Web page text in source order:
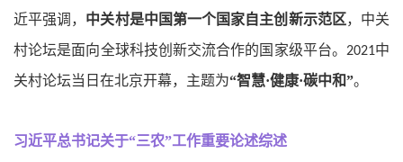
近平强调， 中关村是中国第一个国家自主创新示范区，中关
村论坛是面向全球科技创新交流合作的国家级平台。 2021中
关村论坛当日在北京开幕，主题为“智慧·健康·碳中和”。
习近平总书记关于“三农”工作重要论述综述